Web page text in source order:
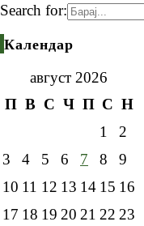
Search for:
Календар
август 2026
П В С Ч П С Н
1
2
3
4 5 6 7 8
9
10 11 12 13 14 15 16
17 18 19 20 21 22 23